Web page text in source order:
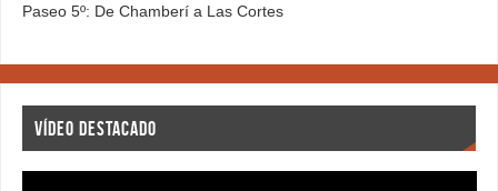
Paseo 5º: De Chamberí a Las Cortes
VÍDEO DESTACADO